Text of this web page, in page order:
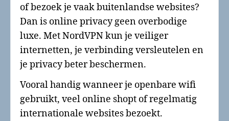
of bezoek je vaak buitenlandse websites?
Dan is online privacy geen overbodige
luxe. Met NordVPN kun je veiliger
internetten, je verbinding versleutelen en
je privacy beter beschermen.
Vooral handig wanneer je openbare wifi
gebruikt, veel online shopt of regelmatig
internationale websites bezoekt.